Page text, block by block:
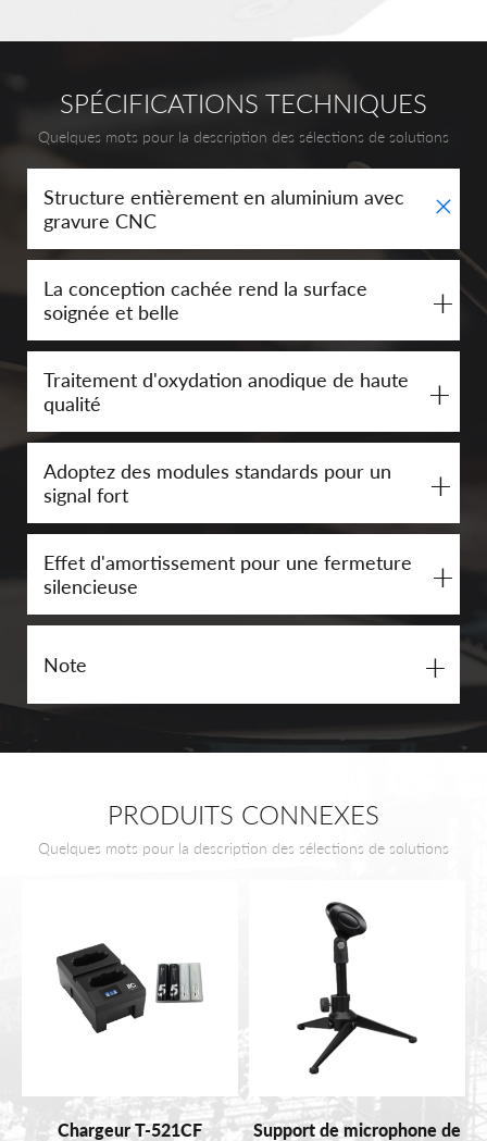
SPÉCIFICATIONS TECHNIQUES
Quelques mots pour la description des sélections de solutions
Structure entièrement en aluminium avec
gravure CNC
+
La conception cachée rend la surface
soignée et belle
+
Traitement d'oxydation anodique de haute
qualité
+
Adoptez des modules standards pour un
signal fort
+
Effet d'amortissement pour une fermeture
silencieuse
+
Note +
PRODUITS CONNEXES
Quelques mots pour la description des sélections de solutions
Chargeur T-521CF
Support de microphone de